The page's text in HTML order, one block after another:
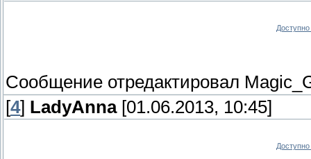
Сообщение отредактировал
[4] LadyAnna[01.06.2013, 10:45]